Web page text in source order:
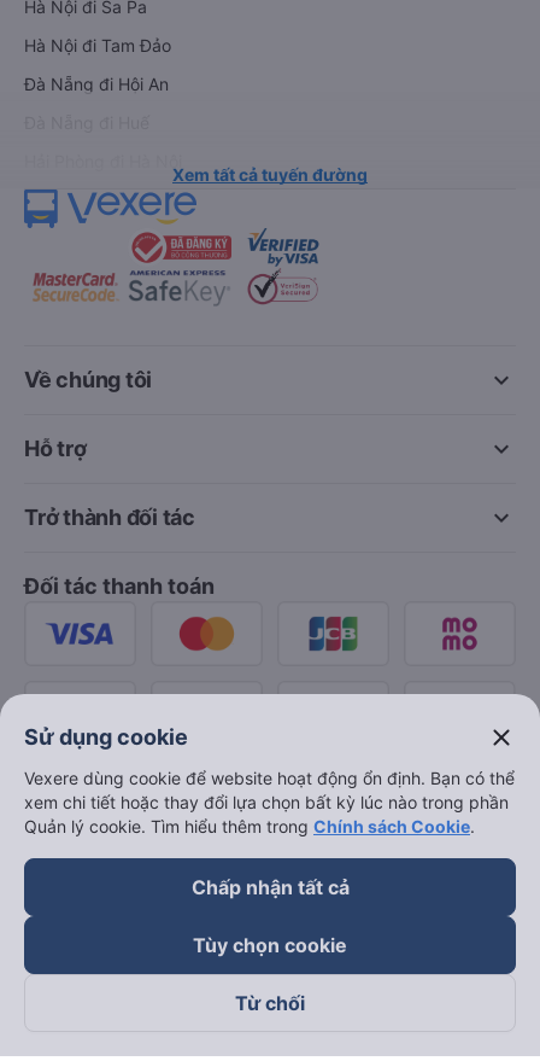
Hà Nội đi Sa Pa
Hà Nội đi Tam Đảo
Đà Nẵng đi Hội An
Xem tất cả tuyến đường
keyboard_arrow_down
Về chúng tôi
keyboard_arrow_down
Hỗ trợ
keyboard_arrow_down
Trở thành đối tác
Đối tác thanh toán
Sử dụng cookie close
Vexere dùng cookie để website hoạt động ổn định. Bạn có thể
xem chi tiết hoặc thay đổi lựa chọn bất kỳ lúc nào trong phần
Quản lý cookie. Tìm hiểu thêm trong Chính sách Cookie.
Chấp nhận tất cả
Tùy chọn cookie
Từ chối